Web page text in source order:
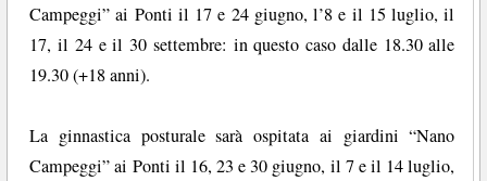
Campeggi” ai Ponti il 17 e 24 giugno, l’8 e il 15 luglio, il
17, il 24 e il 30 settembre: in questo caso dalle 18.30 alle
19.30 (+18 anni).
La ginnastica posturale sarà ospitata ai giardini “Nano
Campeggi” ai Ponti il 16, 23 e 30 giugno, il 7 e il 14 luglio,